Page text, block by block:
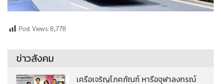
Post Views: 8,778
ข่าวสังคม
เครือเจริญโภคภัณฑ์ หารือจุฬาลงกรณ์